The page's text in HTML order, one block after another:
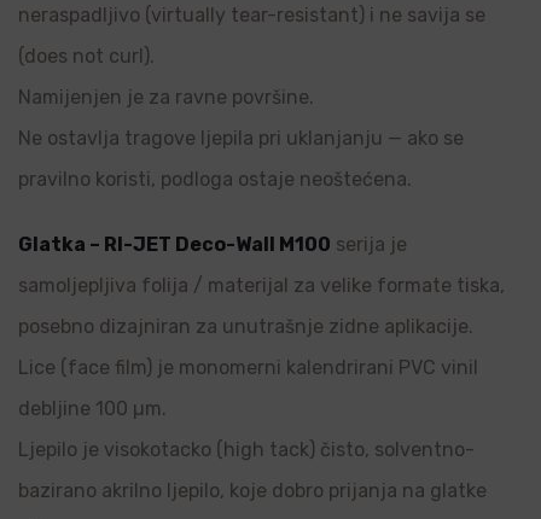
neraspadljivo (virtually tear-resistant) i ne savija se
(does not curl).
Namijenjen je za ravne površine.
Ne ostavlja tragove ljepila pri uklanjanju — ako se
pravilno koristi, podloga ostaje neoštećena.
Glatka – RI-JET Deco-Wall M100 serija je
samoljepljiva folija / materijal za velike formate tiska,
posebno dizajniran za unutrašnje zidne aplikacije.
Lice (face film) je monomerni kalendrirani PVC vinil
debljine 100 µm.
Ljepilo je visokotacko (high tack) čisto, solventno-
bazirano akrilno ljepilo, koje dobro prijanja na glatke